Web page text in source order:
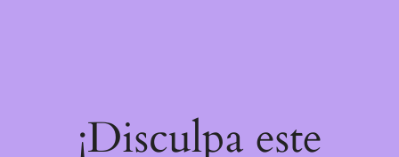
¡Disculpa este